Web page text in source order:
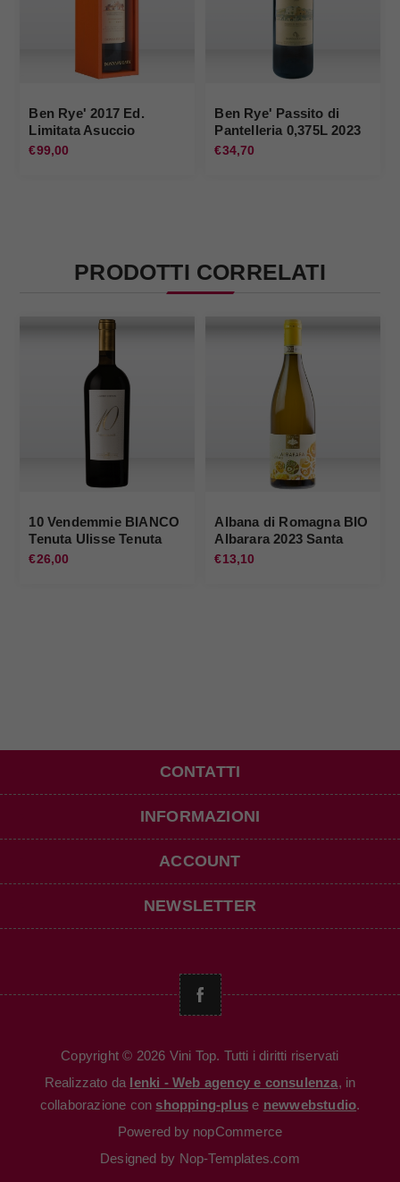
Ben Rye' 2017 Ed.
Limitata Asuccio
Cartone Donnafugata
€99,00
Ben Rye' Passito di
Pantelleria 0,375L 2023
Donnafugata
€34,70
PRODOTTI CORRELATI
10 Vendemmie BIANCO
Tenuta Ulisse Tenuta
Ulisse
€26,00
Albana di Romagna BIO
Albarara 2023 Santa
Lucia
€13,10
CONTATTI
INFORMAZIONI
ACCOUNT
NEWSLETTER
Copyright © 2026 Vini Top. Tutti i diritti riservati
Realizzato da Ienki - Web agency e consulenza, in
collaborazione con shopping-plus e newwebstudio.
Powered by nopCommerce
Designed by Nop-Templates.com